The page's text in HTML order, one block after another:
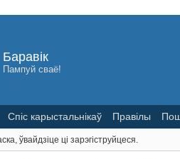
Баравік
Пампуй сваё!
Спіс карыстальнікаў Правілы
ўвайдзіце ці зарэгіструйцеся.